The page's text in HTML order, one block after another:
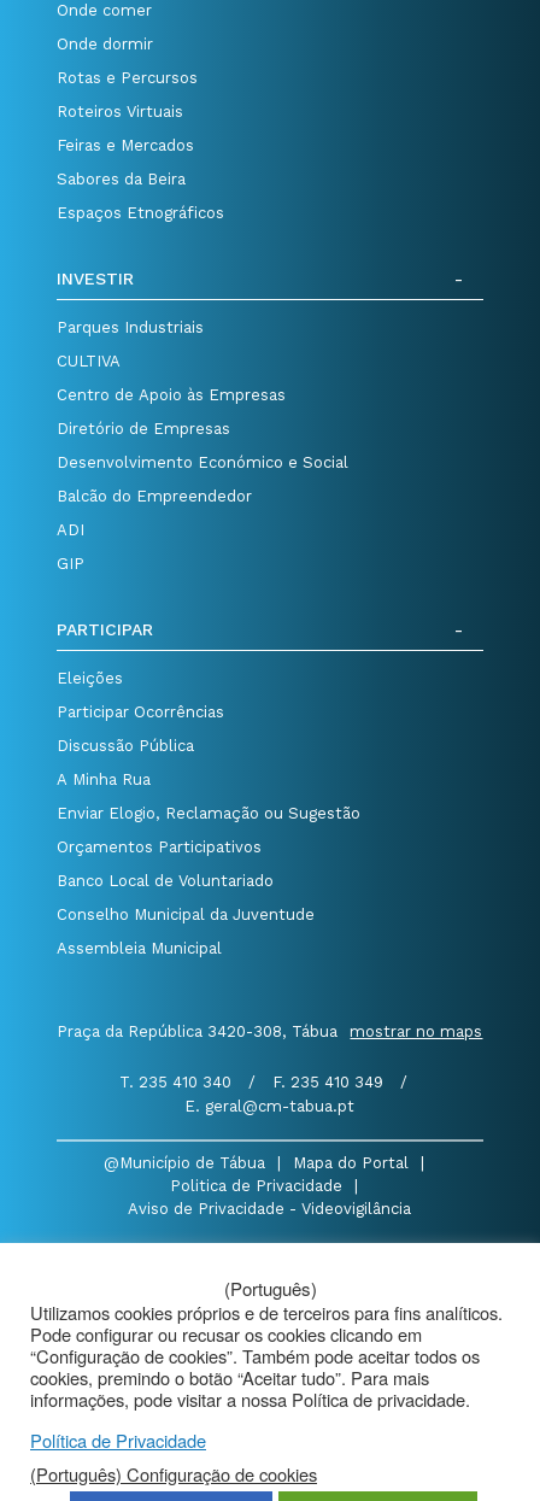
Onde comer
Onde dormir
Rotas e Percursos
Roteiros Virtuais
Feiras e Mercados
Sabores da Beira
Espaços Etnográficos
INVESTIR
Parques Industriais
CULTIVA
Centro de Apoio às Empresas
Diretório de Empresas
Desenvolvimento Económico e Social
Balcão do Empreendedor
ADI
GIP
PARTICIPAR
Eleições
Participar Ocorrências
Discussão Pública
A Minha Rua
Enviar Elogio, Reclamação ou Sugestão
Orçamentos Participativos
Banco Local de Voluntariado
Conselho Municipal da Juventude
Assembleia Municipal
Praça da República 3420-308, Tábua mostrar no maps
T. 235 410 340 / F. 235 410 349
/
E. geral@cm-tabua.pt
@Município de Tábua Mapa do Portal
Politica de Privacidade
Aviso de Privacidade - Videovigilância
(Português)
Utilizamos cookies próprios e de terceiros para fins analíticos.
Pode configurar ou recusar os cookies clicando em
“Configuração de cookies”. Também pode aceitar todos os
cookies, premindo o botão “Aceitar tudo”. Para mais
informações, pode visitar a nossa Política de privacidade.
Política de Privacidade
(Português) Configuração de cookies